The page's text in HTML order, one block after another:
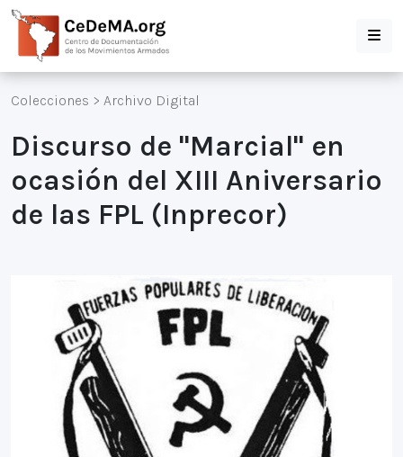
Colecciones > Archivo Digital
Discurso de "Marcial" en
ocasión del XIII Aniversario
de las FPL (Inprecor)